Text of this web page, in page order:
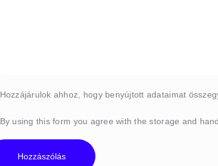
Hozzájárulok ahhoz, hogy benyújtott adataimat
By using this form you agree with the storage and